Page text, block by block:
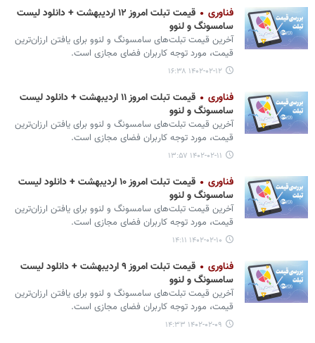
فناوری
قیمت تبلت امروز ۱۲ اردیبهشت + دانلود لیست
سامسونگ و لنوو
آخرین قیمت تبلت‌های سامسونگ و لنوو برای یافتن ارزان‌ترین
قیمت، مورد توجه کاربران فضای مجازی است.
۱۴۰۲-۰۲-۱۲ ۱۶:۳۸
فناوری
قیمت تبلت امروز ۱۱ اردیبهشت + دانلود لیست
سامسونگ و لنوو
آخرین قیمت تبلت‌های سامسونگ و لنوو برای یافتن ارزان‌ترین
قیمت، مورد توجه کاربران فضای مجازی است.
۱۴۰۲-۰۲-۱۱ ۱۳:۵۷
فناوری
قیمت تبلت امروز ۱۰ اردیبهشت + دانلود لیست
سامسونگ و لنوو
آخرین قیمت تبلت‌های سامسونگ و لنوو برای یافتن ارزان‌ترین
قیمت، مورد توجه کاربران فضای مجازی است.
۱۴۰۲-۰۲-۱۰ ۱۴:۱۱
فناوری
قیمت تبلت امروز ۹ اردیبهشت + دانلود لیست
سامسونگ و لنوو
آخرین قیمت تبلت‌های سامسونگ و لنوو برای یافتن ارزان‌ترین
قیمت، مورد توجه کاربران فضای مجازی است.
۱۴۰۲-۰۲-۰۹ ۱۴:۳۳